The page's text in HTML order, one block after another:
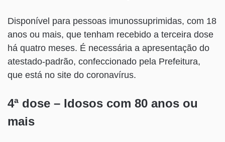
Disponível para pessoas imunossuprimidas, com 18
anos ou mais, que tenham recebido a terceira dose
há quatro meses. É necessária a apresentação do
atestado-padrão, confeccionado pela Prefeitura,
que está no site do coronavírus.
4ª dose – Idosos com 80 anos ou
mais